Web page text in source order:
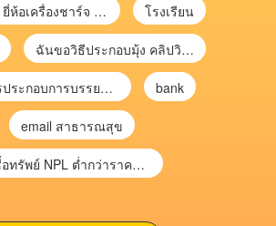
-or-1304 ยี่ห้อเครื่องชาร์จ chargecore โรงเรียน
ฉันขอวิธีประกอบมุ้ง คลิปวิดีโอ การประกอบมุ้ง
เอกสารประกอบการบรรยาย การประเมินความเสี่ยงเพื่อวางแผนการตรวจสอบ \ bank
email สาธารณสุข
ซื้อทรัพย์ NPL ต่ำกว่าราคาตลาด 30-70% แบบไม่ต้องไปประมูล”